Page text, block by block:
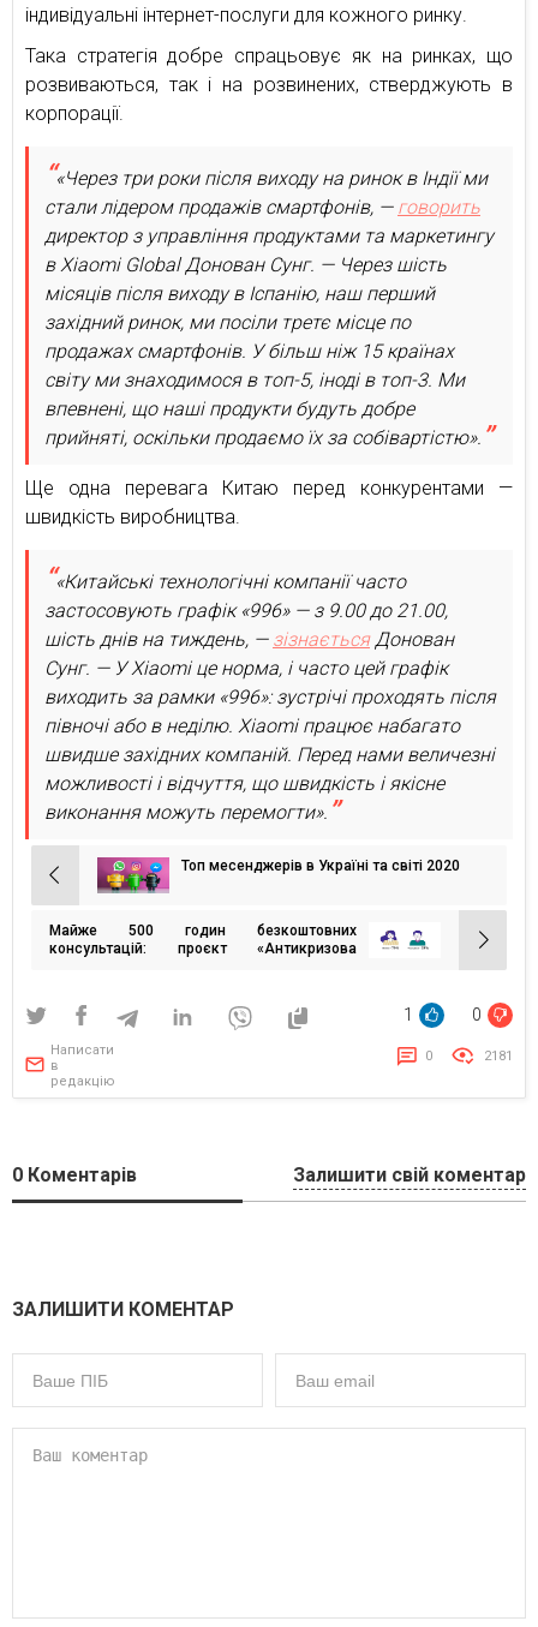
індивідуальні інтернет-послуги для кожного ринку.
Така стратегія добре спрацьовує як на ринках, що
розвиваються, так і на розвинених, стверджують в
корпорації.
«Через три роки після виходу на ринок в Індії ми
стали лідером продажів смартфонів, — говорить
директор з управління продуктами та маркетингу
в Xiaomi Global Донован Сунг. — Через шість
місяців після виходу в Іспанію, наш перший
західний ринок, ми посіли третє місце по
продажах смартфонів. У більш ніж 15 країнах
світу ми знаходимося в топ-5, іноді в топ-3. Ми
впевнені, що наші продукти будуть добре
прийняті, оскільки продаємо їх за собівартістю».
Ще одна перевага Китаю перед конкурентами —
швидкість виробництва.
«Китайські технологічні компанії часто
застосовують графік «996» — з 9.00 до 21.00,
шість днів на тиждень, — зізнаєтьсяДонован
Сунг. — У Xiaomi це норма, і часто цей графік
виходить за рамки «996»: зустрічі проходять після
півночі або в неділю. Xiaomi працює набагато
швидше західних компаній. Перед нами величезні
можливості і відчуття, що швидкість і якісне
виконання можуть перемогти».
Навігація
записів
Топ месенджерів в Україні та світі 2020
Майже 500 годин безкоштовних
консультацій: проєкт «Антикризова
1 0
Написати
в
редакцію
0 2181
0 Коментарів Залишити свій коментар
ЗАЛИШИТИ КОМЕНТАР